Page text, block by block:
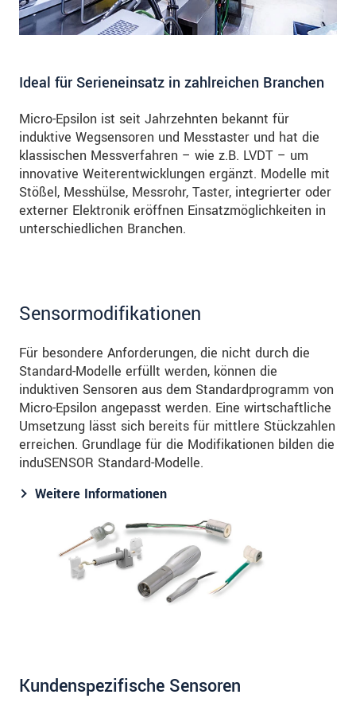
Ideal für Serieneinsatz in zahlreichen Branchen
Micro-Epsilon ist seit Jahrzehnten bekannt für
induktive Wegsensoren und Messtaster und hat die
klassischen Messverfahren – wie z.B. LVDT – um
innovative Weiterentwicklungen ergänzt. Modelle mit
Stößel, Messhülse, Messrohr, Taster, integrierter oder
externer Elektronik eröffnen Einsatzmöglichkeiten in
unterschiedlichen Branchen.
Sensormodifikationen
Für besondere Anforderungen, die nicht durch die
Standard-Modelle erfüllt werden, können die
induktiven Sensoren aus dem Standardprogramm von
Micro-Epsilon angepasst werden. Eine wirtschaftliche
Umsetzung lässt sich bereits für mittlere Stückzahlen
erreichen. Grundlage für die Modifikationen bilden die
induSENSOR Standard-Modelle.
Weitere Informationen
Kundenspezifische Sensoren